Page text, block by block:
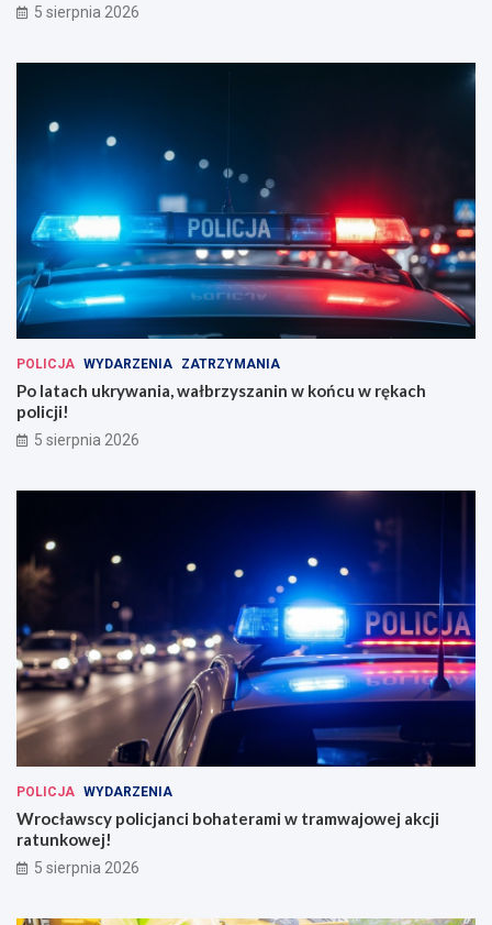
5 sierpnia 2026
POLICJA WYDARZENIA ZATRZYMANIA
Po latach ukrywania, wałbrzyszanin w końcu w rękach
policji!
5 sierpnia 2026
POLICJA WYDARZENIA
Wrocławscy policjanci bohaterami w tramwajowej akcji
ratunkowej!
5 sierpnia 2026